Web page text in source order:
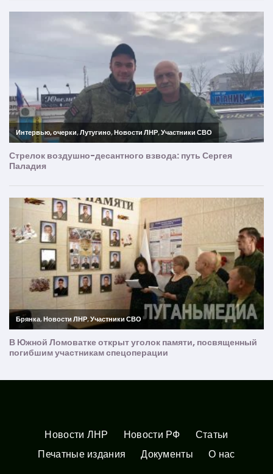
Новости ЛНР Новости РФ
Статьи
Печатные издания
Документы О нас